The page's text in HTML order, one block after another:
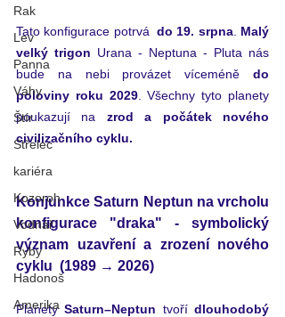
Rak
Lev
Panna
Váhy
Štír
Střelec
kariéra
Kozoroh
Vodnář
Ryby
Hadonoš
Amerika
Tato konfigurace potrvá do 19. srpna. Malý
velký trigon Urana - Neptuna - Pluta nás
bude na nebi provázet víceméně do
poloviny roku 2029. Všechny tyto planety
poukazují na zrod a počátek nového
civilizačního cyklu.
Konjunkce Saturn Neptun na vrcholu
konfigurace "draka" - symbolický
význam uzavření a zrození nového
cyklu  (1989 → 2026)
Planety Saturn–Neptun tvoří dlouhodobý